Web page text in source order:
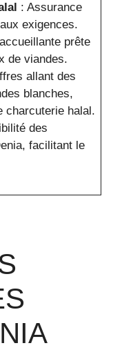
: Assurance
exigences.
prête
de viandes.
allant des
blanches,
charcuterie halal.
des
facilitant le